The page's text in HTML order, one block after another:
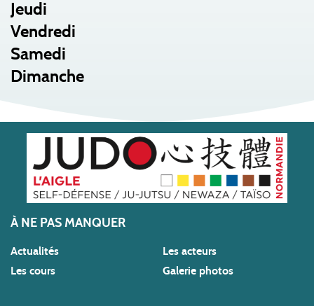
Jeudi
Vendredi
Samedi
Dimanche
À NE PAS MANQUER
Actualités
Les cours
Les acteurs
Galerie photos